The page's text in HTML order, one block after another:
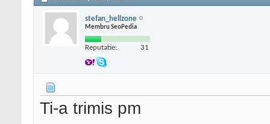
stefan_hellzone
Membru SeoPedia
Reputatie: 31
Ti-a trimis pm